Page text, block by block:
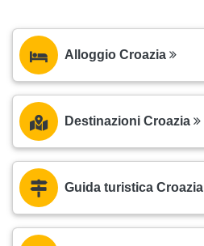
Alloggio Croazia
Destinazioni Croazia
Guida turistica Croazia